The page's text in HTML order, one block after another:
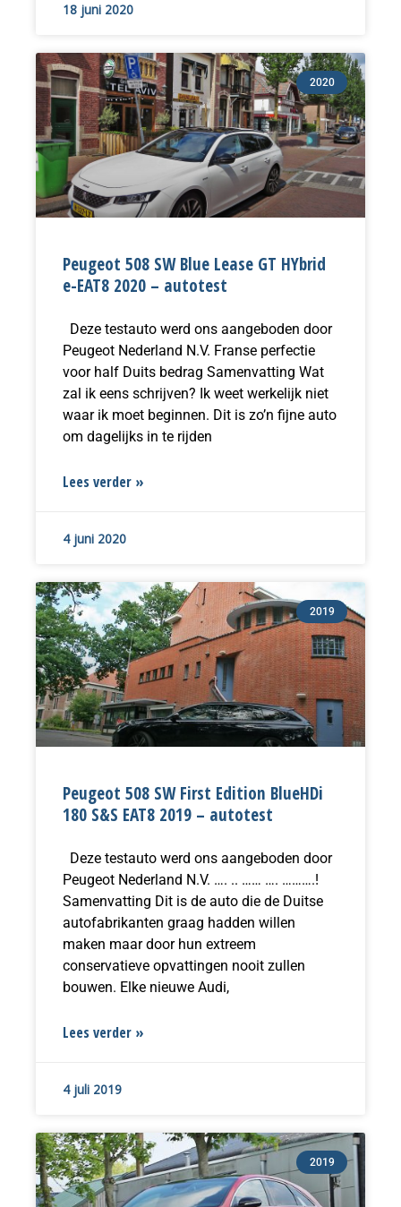
18 juni 2020
2020
Peugeot 508 SW Blue Lease GT HYbrid
e-EAT8 2020 – autotest
Deze testauto werd ons aangeboden door
Peugeot Nederland N.V. Franse perfectie
voor half Duits bedrag Samenvatting Wat
zal ik eens schrijven? Ik weet werkelijk niet
waar ik moet beginnen. Dit is zo’n fijne auto
om dagelijks in te rijden
Lees verder »
4 juni 2020
2019
Peugeot 508 SW First Edition BlueHDi
180 S&S EAT8 2019 – autotest
Deze testauto werd ons aangeboden door
Peugeot Nederland N.V. …. .. …… …. ……….!
Samenvatting Dit is de auto die de Duitse
autofabrikanten graag hadden willen
maken maar door hun extreem
conservatieve opvattingen nooit zullen
bouwen. Elke nieuwe Audi,
Lees verder »
4 juli 2019
2019